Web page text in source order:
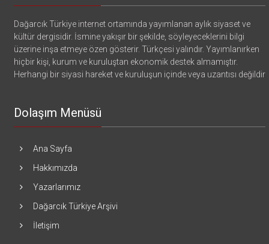
Dağarcık Türkiye internet ortamında yayımlanan aylık siyaset ve
kültür dergisidir. İsmine yakışır bir şekilde, söyleyeceklerini bilgi
üzerine inşa etmeye özen gösterir. Türkçesi yalındır. Yayımlanırken
hiçbir kişi, kurum ve kuruluştan ekonomik destek almamıştır.
Herhangi bir siyasi hareket ve kuruluşun içinde veya uzantısı değildir
Dolaşım Menüsü
Ana Sayfa
Hakkımızda
Yazarlarımız
Dağarcık Türkiye Arşivi
İletişim